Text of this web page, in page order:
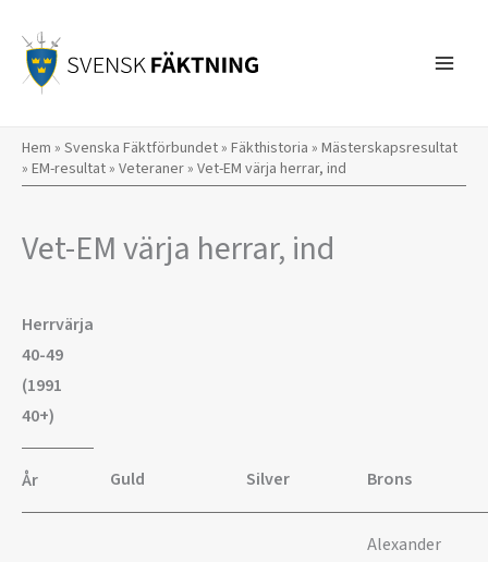
innehåll
Hem » Svenska Fäktförbundet» Fäkthistoria » Mästerskapsresultat
» EM-resultat» Veteraner» Vet-EM värja herrar, ind
Vet-EM värja herrar, ind
Herrvärja
40-49
(1991
40+)
År Guld Silver Brons
Alexander